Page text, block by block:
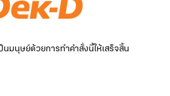
มนุษย์ด้วยการทำคำสั่งนี้ให้เสร็จสิ้น